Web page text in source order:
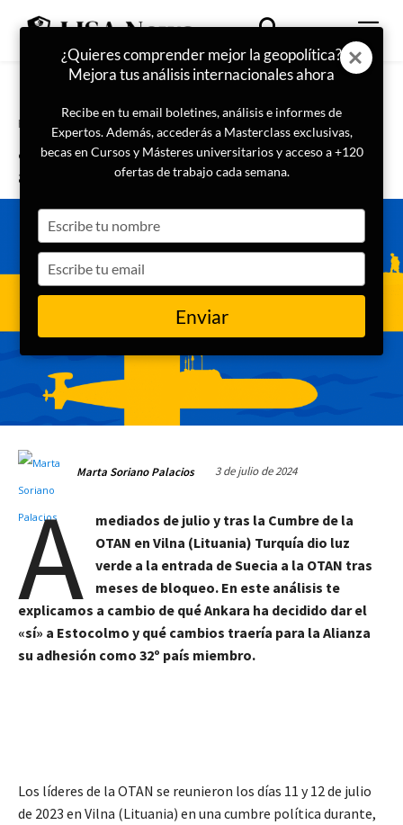
Portada
¿Qué implicaciones tiene la
adhesión de Suecia a la OTAN?
Marta Soriano Palacios 3 de julio de 2024
A mediados de julio y tras la Cumbre de la
OTAN en Vilna (Lituania) Turquía dio luz
verde a la entrada de Suecia a la OTAN tras
meses de bloqueo. En este análisis te
explicamos a cambio de qué Ankara ha decidido dar el
«sí» a Estocolmo y qué cambios traería para la Alianza
su adhesión como 32º país miembro.
Los líderes de la OTAN se reunieron los días 11 y 12 de julio
de 2023 en Vilna (Lituania) en una cumbre política durante,
¿Quieres comprender mejor la geopolítica?
Mejora tus análisis internacionales ahora
Recibe en tu email boletines, análisis e informes de
Expertos. Además, accederás a Masterclass exclusivas,
becas en Cursos y Másteres universitarios y acceso a +120
ofertas de trabajo cada semana.
your
name
your
email
Enviar